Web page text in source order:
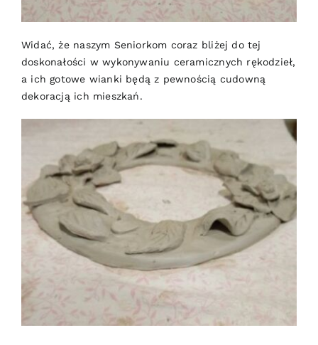
Widać, że naszym Seniorkom coraz bliżej do tej
doskonałości w wykonywaniu ceramicznych rękodzieł,
a ich gotowe wianki będą z pewnością cudowną
dekoracją ich mieszkań.